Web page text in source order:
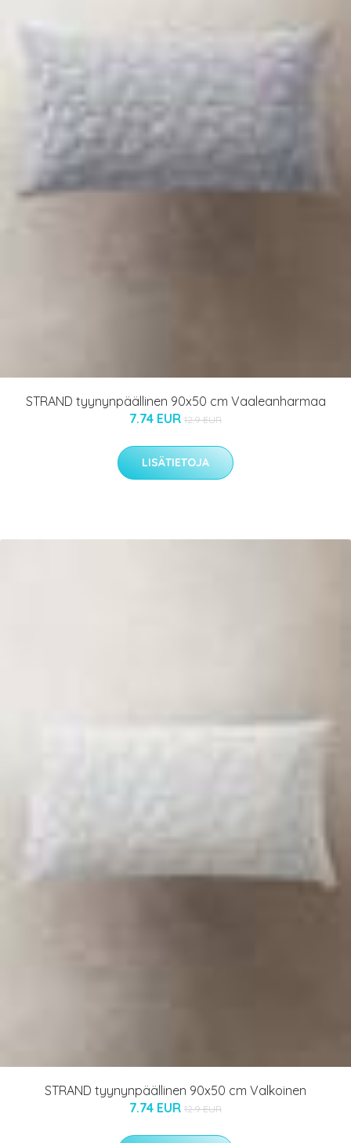
STRAND tyynynpäällinen 90x50 cm Vaaleanharmaa
7.74 EUR 12.9 EUR
LISÄTIETOJA
STRAND tyynynpäällinen 90x50 cm Valkoinen
7.74 EUR 12.9 EUR